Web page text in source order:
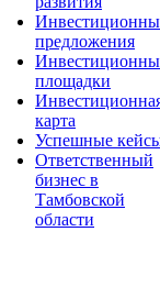
предложения
площадки
карта
Успешные
Ответственный
бизнес в
Тамбовской
области